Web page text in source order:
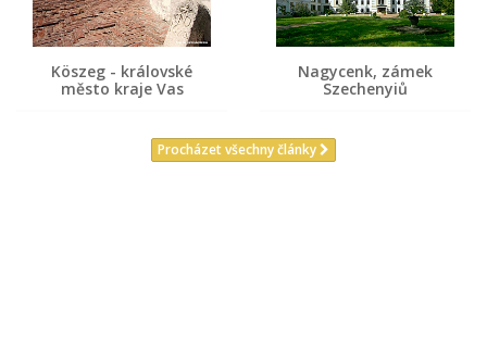
Köszeg - královské
město kraje Vas
Nagycenk, zámek
Szechenyiů
Procházet všechny články